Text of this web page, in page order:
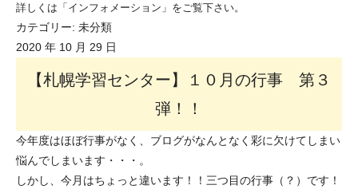
詳しくは「インフォメーション」をご覧下さい。
カテゴリー: 未分類
2020 年 10 月 29 日
【札幌学習センター】１０月の行事 第３
弾！！
今年度はほぼ行事がなく、ブログがなんとなく彩に欠けてしまい
悩んでしまいます・・・。
しかし、今月はちょっと違います！！三つ目の行事（？）です！